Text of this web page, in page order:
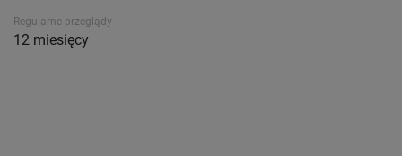
Regularne przeglądy
12 miesięcy